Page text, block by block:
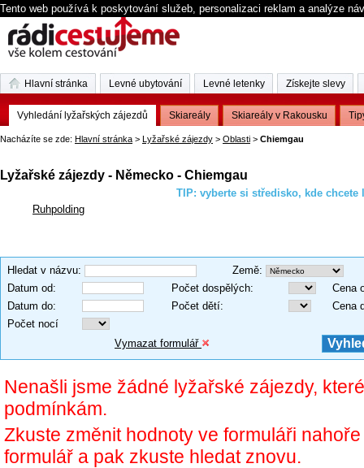
Tento web používá k poskytování služeb, personalizaci reklam a analýze
Nacházíte se zde: Hlavní stránka > Lyžařské zájezdy > Oblasti > Chiemgau
Lyžařské zájezdy - Německo - Chiemgau
TIP: vyberte si středisko, kde chcete
Ruhpolding
Hledat v názvu: Země:
Datum od: Počet dospělých:
Cena
Datum do: Počet dětí:
Cena
Počet nocí
Vymazat formulář
Nenašli jsme žádné lyžařské zájezdy,
podmínkám.
Zkuste změnit hodnoty ve formuláři
formulář a pak zkuste hledat znovu.
Hlavní stránka Levné ubytování Levné letenky Získejte slevy
Vyhledání lyžařských zájezdů Skiareály Skiareály v Rakousku